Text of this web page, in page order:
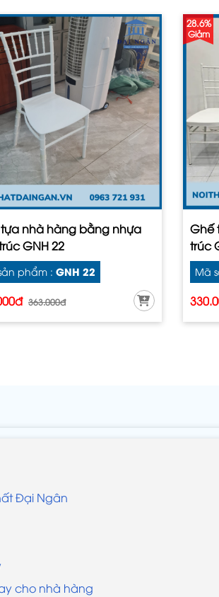
nhà hàng bằng nhựa
GNH 22
phẩm : GNH 22
363.000đ
28.6%
Giảm
Ghế
trúc
Mã
Đại Ngân
cho nhà hàng